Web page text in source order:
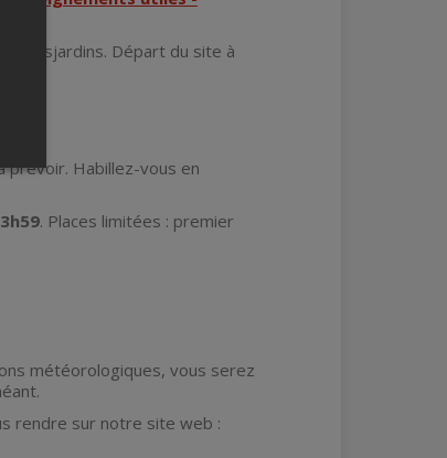
Desjardins. Départ du site à
prévoir. Habillez-vous en
. Places limitées : premier
météorologiques, vous serez
rendre sur notre site web :